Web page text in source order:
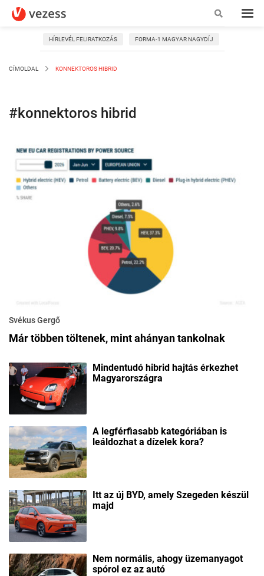
HÍRLEVÉL FELIRATKOZÁS FORMA-1 MAGYAR NAGYDÍJ
CÍMOLDAL KONNEKTOROS HIBRID
#konnektoros hibrid
Svékus Gergő
Már többen töltenek, mint ahányan tankolnak
Mindentudó hibrid hajtás érkezhet
Magyarországra
A legférfiasabb kategóriában is
leáldozhat a dízelek kora?
Itt az új BYD, amely Szegeden készül
majd
Nem normális, ahogy üzemanyagot
spórol ez az autó